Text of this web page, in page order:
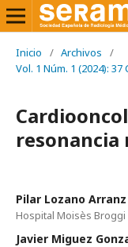
Inicio / Archivos
/
Vol. 1 Núm. 1 (2024):
resonancia
Pilar Lozano Arranz
Hospital Moisès Broggi
Javier Miguez